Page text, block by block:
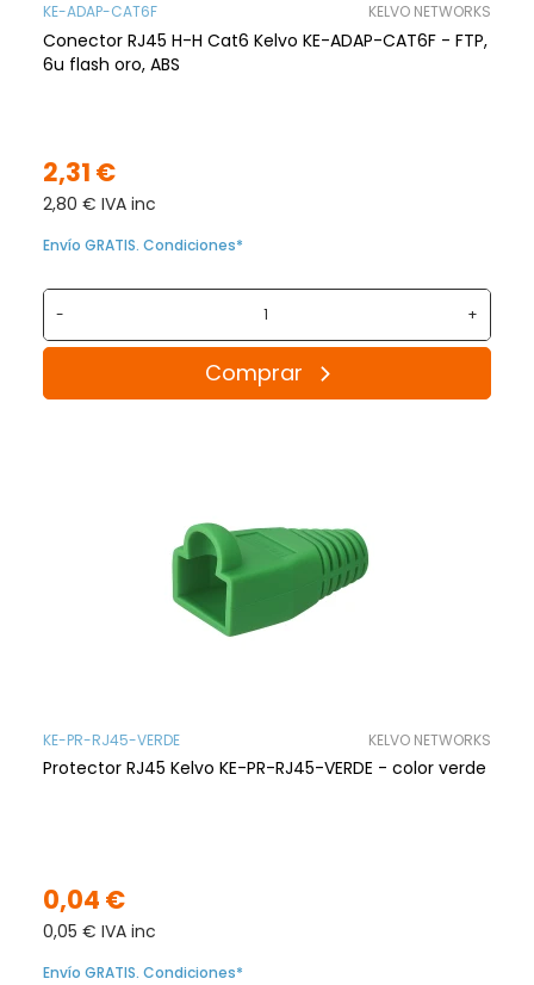
KE-ADAP-CAT6F KELVO NETWORKS
Conector RJ45 H-H Cat6 Kelvo KE-ADAP-CAT6F - FTP,
6u flash oro, ABS
2,31 €
2,80 € IVA inc
Envío GRATIS. Condiciones*
- +
Comprar
KE-PR-RJ45-VERDE KELVO NETWORKS
Protector RJ45 Kelvo KE-PR-RJ45-VERDE - color verde
0,04 €
0,05 € IVA inc
Envío GRATIS. Condiciones*